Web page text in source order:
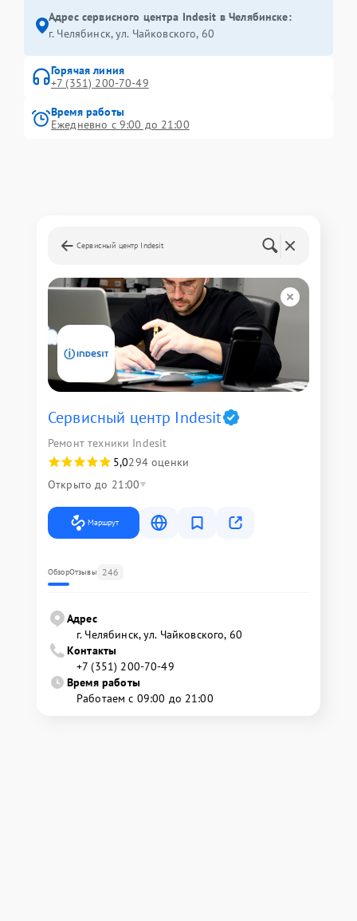
Адрес сервисного центра Indesit в Челябинске:
г. Челябинск, ул. Чайковского, 60
Горячая линия
+7 (351) 200-70-49
Время работы
Ежедневно с 9:00 до 21:00
Сервисный центр Indesit
Сервисный центр Indesit
Ремонт техники Indesit
5,0294 оценки
Открыто до 21:00
Маршрут
ОбзорОтзывы 246
Адрес
г. Челябинск, ул. Чайковского, 60
Контакты
+7 (351) 200-70-49
Время работы
Работаем с 09:00 до 21:00